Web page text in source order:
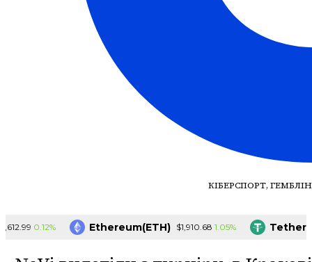
КІБЕРСПОРТ,
0.12% Ethereum(ETH) $1,910.68 1.05%